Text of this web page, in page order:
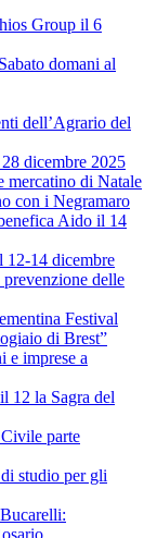
Group il 6
domani al
dell’Agrario del
dicembre 2025
mercatino di Natale
con i Negramaro
Aido il 14
14 dicembre
delle
Festival
di Brest”
imprese a
la Sagra del
parte
studio per gli